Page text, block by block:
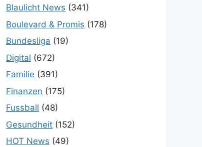
Blaulicht News (341)
Boulevard & Promis (178)
Bundesliga (19)
Digital (672)
Familie (391)
Finanzen (175)
Fussball (48)
Gesundheit (152)
HOT News (49)